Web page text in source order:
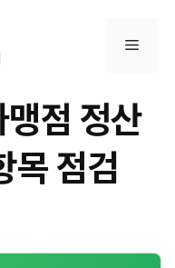
메
점 정산
목 점검